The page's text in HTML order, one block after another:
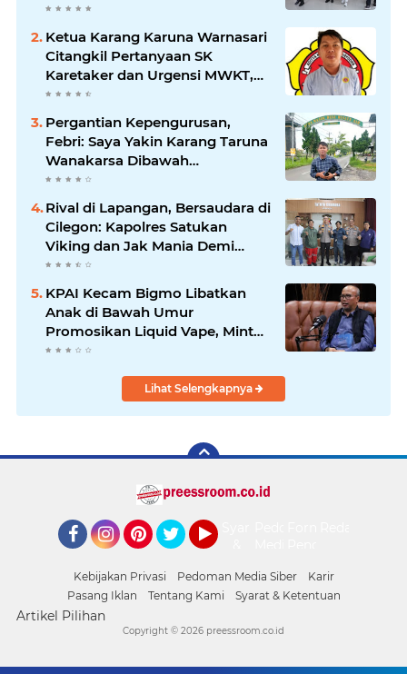
Ketua Karang Karuna Warnasari
Citangkil Pertanyaan SK
Karetaker dan Urgensi MWKT,
Saat Suasana Berduka
Pergantian Kepengurusan,
Febri: Saya Yakin Karang Taruna
Wanakarsa Dibawah
Kepemimpinan Bung Entus
Jauh Membawa Manfaat
Rival di Lapangan, Bersaudara di
Cilegon: Kapolres Satukan
Viking dan Jak Mania Demi
Nobar Damai Piala Presiden
KPAI Kecam Bigmo Libatkan
Anak di Bawah Umur
Promosikan Liquid Vape, Minta
Aparat Bertindak Tegas
Lihat Selengkapnya
Kebijakan Privasi Pedoman Media Siber
Karir
Pasang Iklan
Tentang Kami Syarat & Ketentuan
Artikel Pilihan
Copyright © 2026 preessroom.co.id